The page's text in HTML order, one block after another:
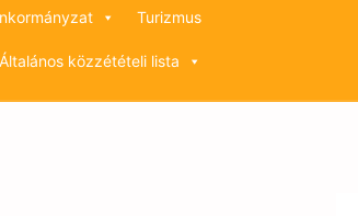
Turizmus
Általános közzétételi lista